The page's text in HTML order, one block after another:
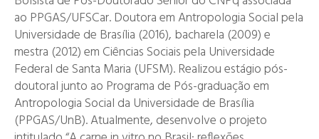
ao PPGAS/UFSCar. Doutora em Antropologia Social pela
Universidade de Brasília (2016), bacharela (2009) e
mestra (2012) em Ciências Sociais pela Universidade
Federal de Santa Maria (UFSM). Realizou estágio pós-
doutoral junto ao Programa de Pós-graduação em
Antropologia Social da Universidade de Brasília
(PPGAS/UnB). Atualmente, desenvolve o projeto